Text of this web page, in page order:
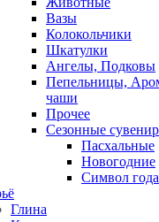
Вазы
Колокольчики
Шкатулки
Ангелы, Подковы
Пепельницы,
чаши
Прочее
Сезонные
Пасхальные
Новогодние
Символ
Глина